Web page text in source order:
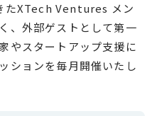
たXTech Ventures メン
、外部ゲストとして第一
やスタートアップ支援に
ションを毎月開催いたし